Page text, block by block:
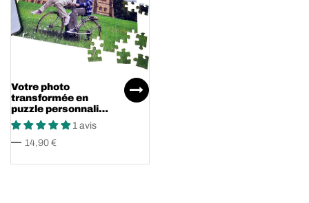
Votre photo
transformée en
puzzle personnalisé
en bois !
1 avis
14,90 €